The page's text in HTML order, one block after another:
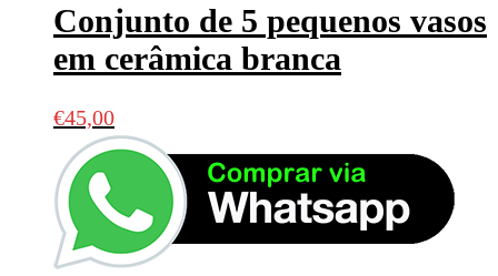
Conjunto de 5 pequenos vasos
em cerâmica branca
€45,00